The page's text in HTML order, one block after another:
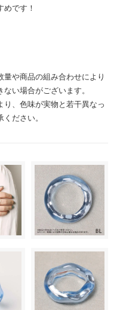
です！
や商品の組み合わせにより
い場合がございます。
、色味が実物と若干異なっ
ださい。